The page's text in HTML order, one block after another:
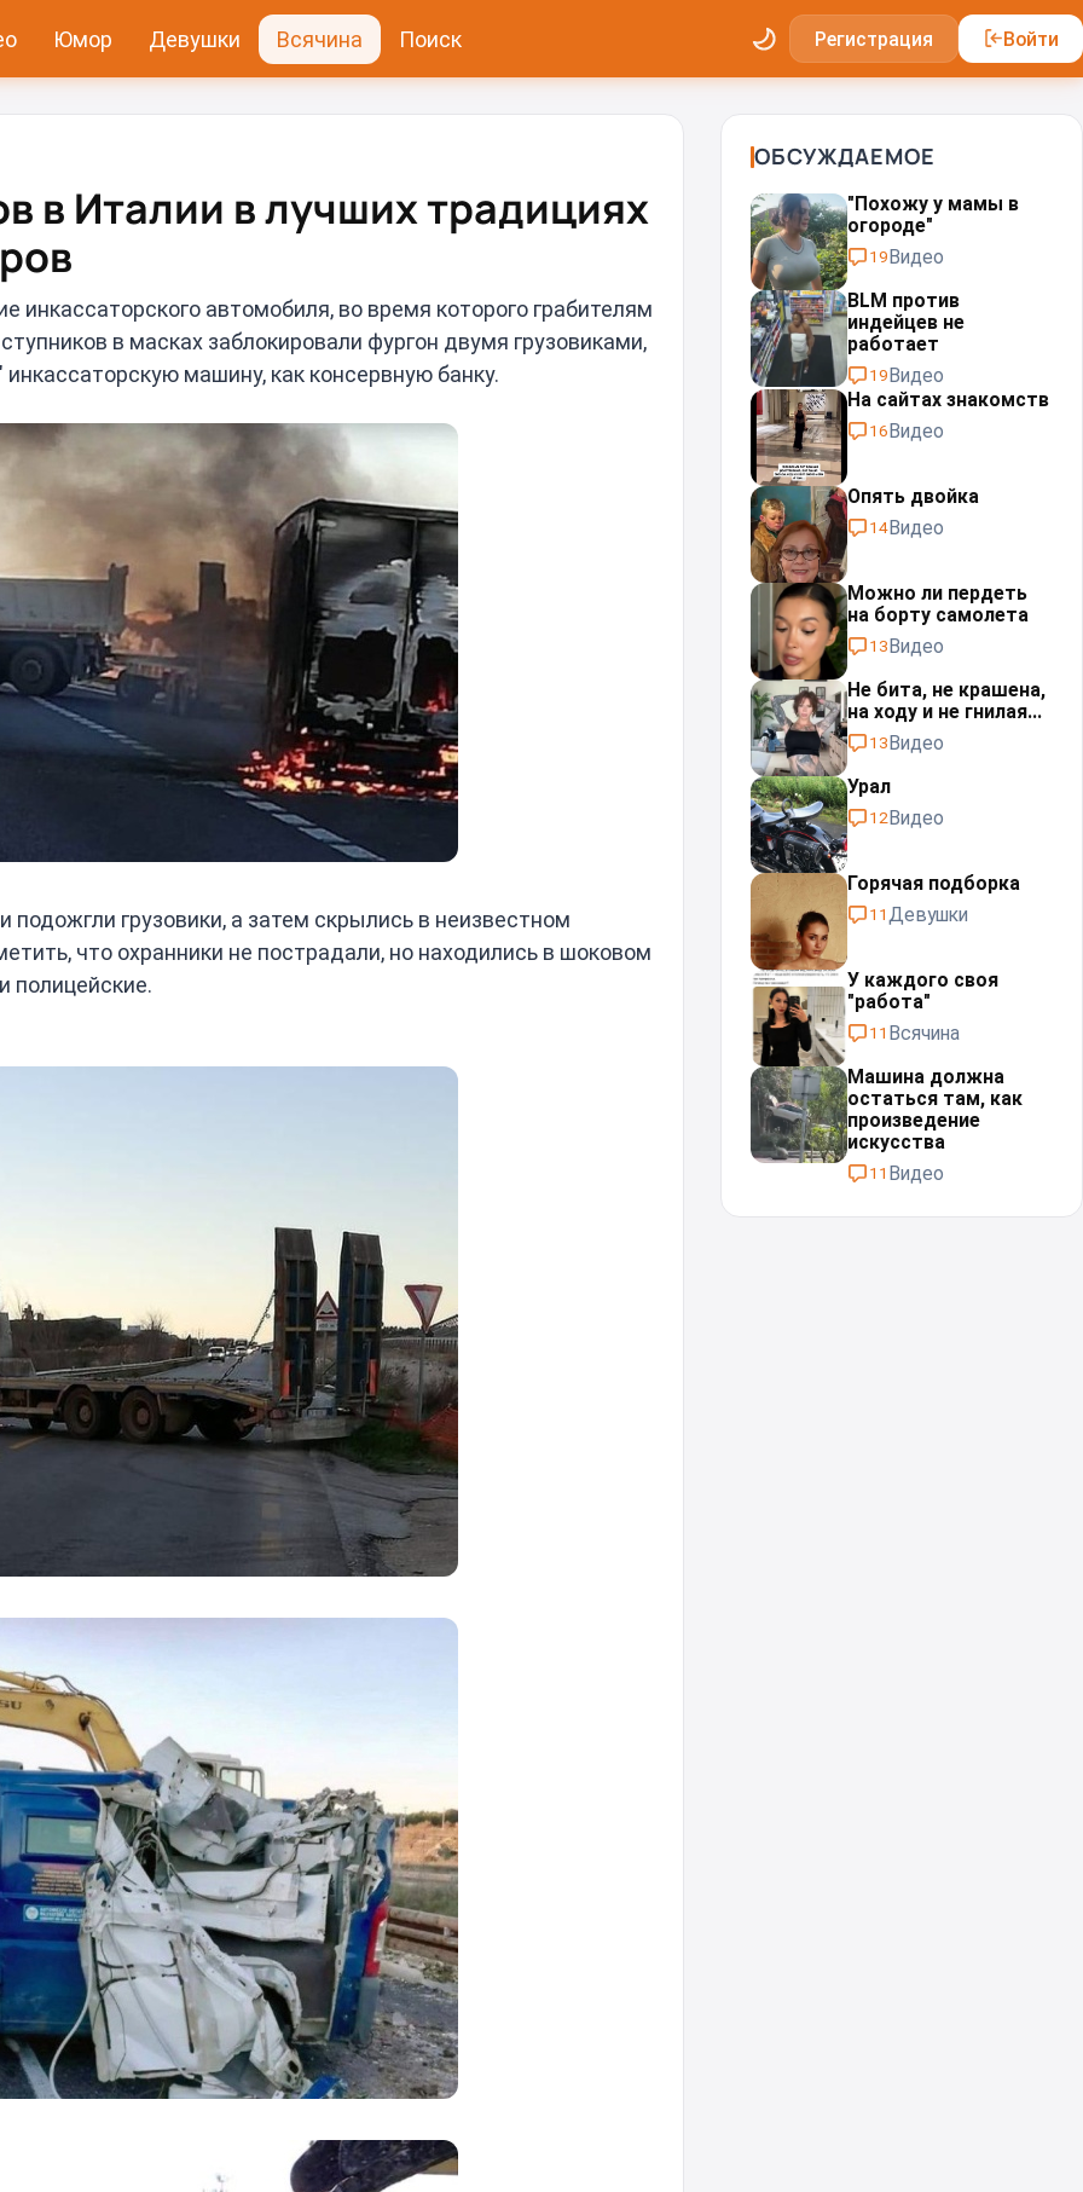
Юмор Девушки Всячина Поиск Регистрация Войти
в Италии в лучших традициях
автомобиля, во время которого грабителям
в масках заблокировали фургон двумя грузовиками,
машину, как консервную банку.
грузовики, а затем скрылись в неизвестном
что охранники не пострадали, но находились в шоковом
полицейские.
ОБСУЖДАЕМОЕ
"Похожу у мамы в
огороде"
19Видео
BLM против
индейцев не
работает
19Видео
На сайтах знакомств
16Видео
Опять двойка
14Видео
Можно ли пердеть
на борту самолета
13Видео
Не бита, не крашена,
на ходу и не гнилая...
13Видео
Урал⁠⁠
12Видео
Горячая подборка
11Девушки
У каждого своя
"работа"⁠⁠
11 Всячина
Машина должна
остаться там, как
произведение
искусства
11 Видео